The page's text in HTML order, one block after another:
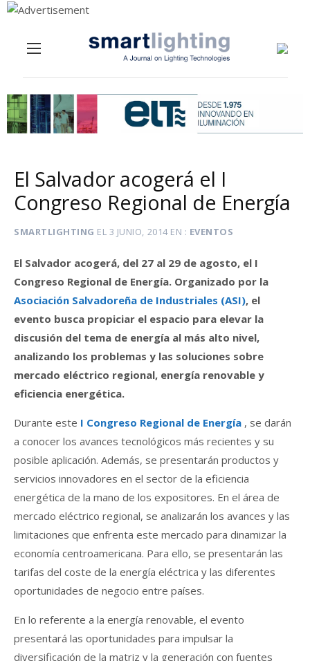
El Salvador acogerá el I
Congreso Regional de Energía
SMARTLIGHTING EL 3 JUNIO, 2014EN EVENTOS
El Salvador acogerá, del 27 al 29 de agosto, el I
Congreso Regional de Energía. Organizado por la
Asociación Salvadoreña de Industriales (ASI), el
evento busca propiciar el espacio para elevar la
discusión del tema de energía al más alto nivel,
analizando los problemas y las soluciones sobre
mercado eléctrico regional, energía renovable y
eficiencia energética.
Durante este I Congreso Regional de Energía , se darán
a conocer los avances tecnológicos más recientes y su
posible aplicación. Además, se presentarán productos y
servicios innovadores en el sector de la eficiencia
energética de la mano de los expositores. En el área de
mercado eléctrico regional, se analizarán los avances y las
limitaciones que enfrenta este mercado para dinamizar la
economía centroamericana. Para ello, se presentarán las
tarifas del coste de la energía eléctrica y las diferentes
oportunidades de negocio entre países.
En lo referente a la energía renovable, el evento
presentará las oportunidades para impulsar la
diversificación de la matriz y la generación con fuentes